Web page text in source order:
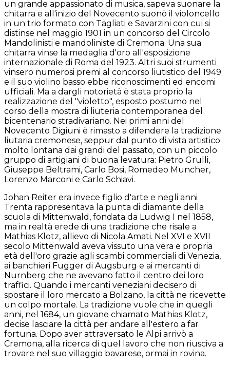
un grande appassionato di musica, sapeva suonare la
chitarra e all'inizio del Novecento suonò il violoncello
in un trio formato con Tagliati e Savarzini con cui si
distinse nel maggio 1901 in un concorso del Circolo
Mandolinisti e mandoliniste di Cremona. Una sua
chitarra vinse la medaglia d'oro all'esposizione
internazionale di Roma del 1923. Altri suoi strumenti
vinsero numerosi premi al concorso liutistico del 1949
e il suo violino basso ebbe riconoscimenti ed encomi
ufficiali. Ma a dargli notorietà è stata proprio la
realizzazione del "violetto", esposto postumo nel
corso della mostra di liuteria contemporanea del
bicentenario stradivariano. Nei primi anni del
Novecento Digiuni è rimasto a difendere la tradizione
liutaria cremonese, seppur dal punto di vista artistico
molto lontana dai grandi del passato, con un piccolo
gruppo di artigiani di buona levatura: Pietro Grulli,
Giuseppe Beltrami, Carlo Bosi, Romedeo Muncher,
Lorenzo Marconi e Carlo Schiavi.
Johan Reiter era invece figlio d'arte e negli anni
Trenta rappresentava la punta di diamante della
scuola di Mittenwald, fondata da Ludwig I nel 1858,
ma in realtà erede di una tradizione che risale a
Mathias Klotz, allievo di Nicola Amati. Nel XVI e XVII
secolo Mittenwald aveva vissuto una vera e propria
età dell'oro grazie agli scambi commerciali di Venezia,
ai banchieri Fugger di Augsburg e ai mercanti di
Nurnberg che ne avevano fatto il centro dei loro
traffici. Quando i mercanti veneziani decisero di
spostare il loro mercato a Bolzano, la città ne ricevette
un colpo mortale. La tradizione vuole che in quegli
anni, nel 1684, un giovane chiamato Mathias Klotz,
decise lasciare la città per andare all'estero a far
fortuna. Dopo aver attraversato le Alpi arrivò a
Cremona, alla ricerca di quel lavoro che non riusciva a
trovare nel suo villaggio bavarese, ormai in rovina.